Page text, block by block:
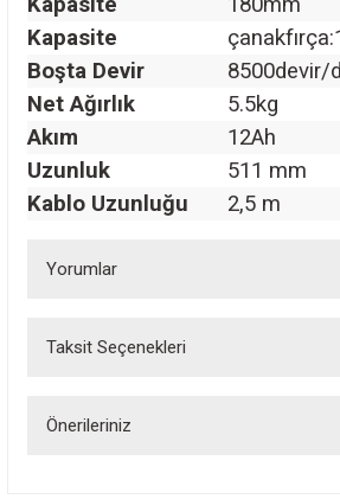
Kapasite
Boşta Devir
8500devir/
Net Ağırlık
5.5kg
Akım
12Ah
Uzunluk
511 mm
Kablo Uzunluğu
2,5 m
Yorumlar
Taksit Seçenekleri
Önerileriniz